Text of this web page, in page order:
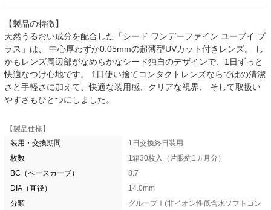
【製品の特徴】
天然うるおい成分を配合した「シード ワンデーファイン ユーブイ プ
ラス」は、 中心厚わずか0.05mmの超薄型UVカット付きレンズ。 し
かもレンズ周辺部がなめらかなシード独自のデザインで、1日ずっと
快適なつけ心地です。 1日使い捨てコンタクトレンズならではの清潔
さと手軽さに加えて、快適な装用感、クリアな視界、 そして取扱い
やすさもひとつにしました。
【製品仕様】
装用・交換期間
1日交換終日装用
枚数
1箱30枚入（片眼約1ヵ月分）
BC（ベースカーブ）
8.7
DIA（直径）
14.0mm
分類
グループⅠ(非イオン性低含水ソフトコン